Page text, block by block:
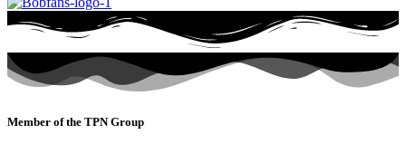
Member of the TPN Group